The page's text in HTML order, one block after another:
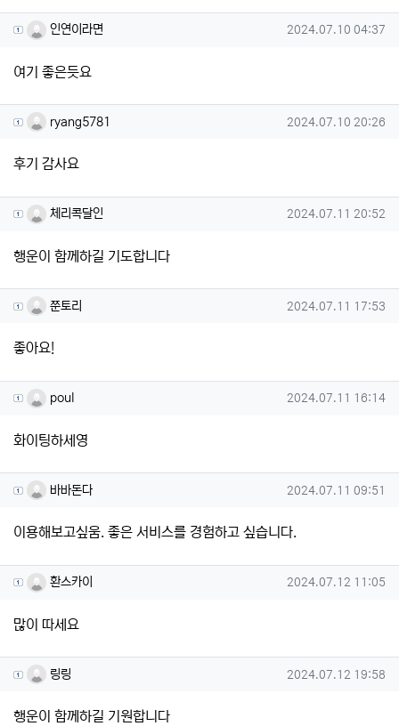
인연이라면님의 댓글
인연이라면 작성일
2024.07.10 04:37
여기 좋은듯요
ryang5781님의 댓글
ryang5781 작성일
2024.07.10 20:26
후기 감사요
체리콕달인님의 댓글
체리콕달인 작성일
2024.07.11 20:52
행운이 함께하길 기도합니다
쭌토리님의 댓글
쭌토리 작성일
2024.07.11 17:53
좋아요!
poul님의 댓글
poul 작성일
2024.07.11 16:14
화이팅하세영
바바돈다님의 댓글
바바돈다 작성일
2024.07.11 09:51
이용해보고싶움. 좋은 서비스를 경험하고 싶습니다.
환스카이님의 댓글
환스카이 작성일
2024.07.12 11:05
많이 따세요
링링님의 댓글
링링 작성일
2024.07.12 19:58
행운이 함께하길 기원합니다